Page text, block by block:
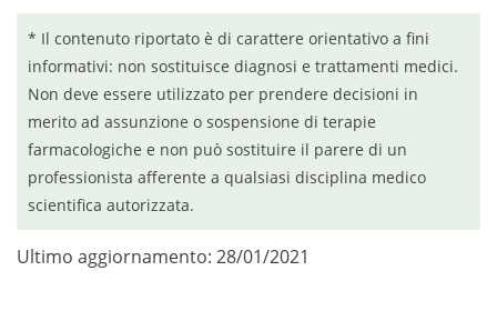
* Il contenuto riportato è di carattere orientativo a fini
informativi: non sostituisce diagnosi e trattamenti medici.
Non deve essere utilizzato per prendere decisioni in
merito ad assunzione o sospensione di terapie
farmacologiche e non può sostituire il parere di un
professionista afferente a qualsiasi disciplina medico
scientifica autorizzata.
Ultimo aggiornamento: 28/01/2021